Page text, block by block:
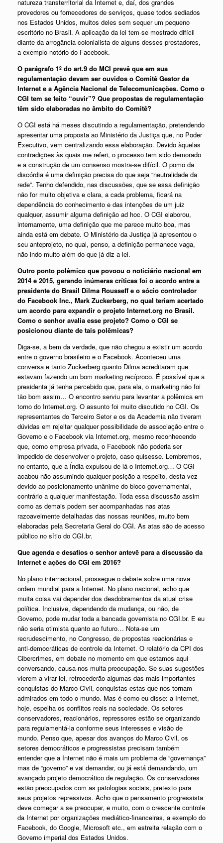
natureza transterritorial da Internet e, daí, dos grandes
provedores ou fornecedores de serviços, quase todos sediados
nos Estados Unidos, muitos deles sem sequer um pequeno
escritório no Brasil. A aplicação da lei tem-se mostrado difícil
diante da arrogância colonialista de alguns desses prestadores,
a exemplo notório do Facebook.
O parágrafo 1º do art.9 do MCI prevê que em sua
regulamentação devam ser ouvidos o Comitê Gestor da
Internet e a Agência Nacional de Telecomunicações. Como o
CGI tem se feito “ouvir”? Que propostas de regulamentação
têm sido elaboradas no âmbito do Comitê?
O CGI está há meses discutindo a regulamentação, pretendendo
apresentar uma proposta ao Ministério da Justiça que, no Poder
Executivo, vem centralizando essa elaboração. Devido àquelas
contradições às quais me referi, o processo tem sido demorado
e a construção de um consenso mostra-se difícil. O pomo da
discórdia é uma definição precisa do que seja “neutralidade da
rede”. Tenho defendido, nas discussões, que se essa definição
não for muito objetiva e clara, a cada problema, ficará na
dependência do conhecimento e das intenções de um juiz
qualquer, assumir alguma definição ad hoc. O CGI elaborou,
internamente, uma definição que me parece muito boa, mas
ainda está em debate. O Ministério da Justiça já apresentou o
seu anteprojeto, no qual, penso, a definição permanece vaga,
não indo muito além do que já diz a lei.
Outro ponto polêmico que povoou o noticiário nacional em
2014 e 2015, gerando inúmeras críticas foi o acordo entre a
presidente do Brasil Dilma Rousseff e o sócio controlador
do Facebook Inc., Mark Zuckerberg, no qual teriam acertado
um acordo para expandir o projeto Internet.org no Brasil.
Como o senhor avalia esse projeto? Como o CGI se
posicionou diante de tais polêmicas?
Diga-se, a bem da verdade, que não chegou a existir um acordo
entre o governo brasileiro e o Facebook. Aconteceu uma
conversa e tanto Zuckerberg quanto Dilma acreditaram que
estavam fazendo um bom marketing recíproco. É possível que a
presidenta já tenha percebido que, para ela, o marketing não foi
tão bom assim… O encontro serviu para levantar a polêmica em
torno do Internet.org. O assunto foi muito discutido no CGI. Os
representantes do Terceiro Setor e os da Academia não tiveram
dúvidas em rejeitar qualquer possibilidade de associação entre o
Governo e o Facebook via Internet.org, mesmo reconhecendo
que, como empresa privada, o Facebook não poderia ser
impedido de desenvolver o projeto, caso quisesse. Lembremos,
no entanto, que a Índia expulsou de lá o Internet.org… O CGI
acabou não assumindo qualquer posição a respeito, desta vez
devido ao posicionamento unânime do bloco governamental,
contrário a qualquer manifestação. Toda essa discussão assim
como as demais podem ser acompanhadas nas atas
razoavelmente detalhadas das nossas reuniões, muito bem
elaboradas pela Secretaria Geral do CGI. As atas são de acesso
público no sítio do CGI.br.
Que agenda e desafios o senhor antevê para a discussão da
Internet e ações do CGI em 2016?
No plano internacional, prossegue o debate sobre uma nova
ordem mundial para a Internet. No plano nacional, acho que
muita coisa vai depender dos desdobramentos da atual crise
política. Inclusive, dependendo da mudança, ou não, de
Governo, pode mudar toda a bancada governista no CGI.br. E eu
não seria otimista quanto ao futuro… Nota-se um
recrudescimento, no Congresso, de propostas reacionárias e
anti-democráticas de controle da Internet. O relatório da CPI dos
Cibercrimes, em debate no momento em que estamos aqui
conversando, causa-nos muita preocupação. Se suas sugestões
vierem a virar lei, retrocederão algumas das mais importantes
conquistas do Marco Civil, conquistas estas que nos tornam
admirados em todo o mundo. Mas é como eu disse: a Internet,
hoje, espelha os conflitos reais na sociedade. Os setores
conservadores, reacionários, repressores estão se organizando
para regulamentá-la conforme seus interesses e visão de
mundo. Penso que, apesar dos avanços do Marco Civil, os
setores democráticos e progressistas precisam também
entender que a Internet não é mais um problema de “governança”
mas de “governo” e vai demandar, ou já está demandando, um
avançado projeto democrático de regulação. Os conservadores
estão preocupados com as patologias sociais, pretexto para
seus projetos repressivos. Acho que o pensamento progressista
deve começar a se preocupar, e muito, com o crescente controle
da Internet por organizações mediático-financeiras, a exemplo do
Facebook, do Google, Microsoft etc., em estreita relação com o
Governo imperial dos Estados Unidos.